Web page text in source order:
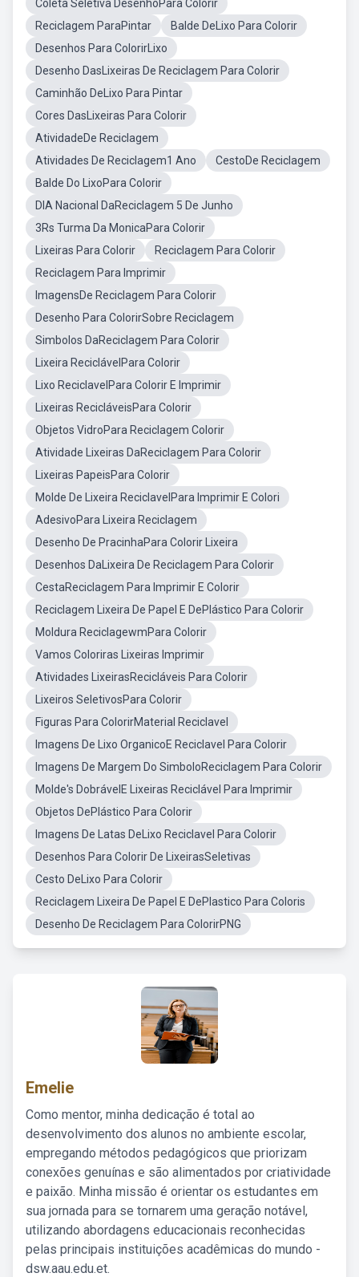
Coleta Seletiva DesenhoPara Colorir
Reciclagem ParaPintar
Balde DeLixo Para Colorir
Desenhos Para ColorirLixo
Desenho DasLixeiras De Reciclagem Para Colorir
Caminhão DeLixo Para Pintar
Cores DasLixeiras Para Colorir
AtividadeDe Reciclagem
Atividades De Reciclagem1 Ano
CestoDe Reciclagem
Balde Do LixoPara Colorir
DIA Nacional DaReciclagem 5 De Junho
3Rs Turma Da MonicaPara Colorir
Lixeiras Para Colorir
Reciclagem Para Colorir
Reciclagem Para Imprimir
ImagensDe Reciclagem Para Colorir
Desenho Para ColorirSobre Reciclagem
Simbolos DaReciclagem Para Colorir
Lixeira ReciclávelPara Colorir
Lixo ReciclavelPara Colorir E Imprimir
Lixeiras RecicláveisPara Colorir
Objetos VidroPara Reciclagem Colorir
Atividade Lixeiras DaReciclagem Para Colorir
Lixeiras PapeisPara Colorir
Molde De Lixeira ReciclavelPara Imprimir E Colori
AdesivoPara Lixeira Reciclagem
Desenho De PracinhaPara Colorir Lixeira
Desenhos DaLixeira De Reciclagem Para Colorir
CestaReciclagem Para Imprimir E Colorir
Reciclagem Lixeira De Papel E DePlástico Para Colorir
Moldura ReciclagewmPara Colorir
Vamos Coloriras Lixeiras Imprimir
Atividades LixeirasRecicláveis Para Colorir
Lixeiros SeletivosPara Colorir
Figuras Para ColorirMaterial Reciclavel
Imagens De Lixo OrganicoE Reciclavel Para Colorir
Imagens De Margem Do SimboloReciclagem Para Colorir
Molde's DobrávelE Lixeiras Reciclável Para Imprimir
Objetos DePlástico Para Colorir
Imagens De Latas DeLixo Reciclavel Para Colorir
Desenhos Para Colorir De LixeirasSeletivas
Cesto DeLixo Para Colorir
Reciclagem Lixeira De Papel E DePlastico Para Coloris
Desenho De Reciclagem Para ColorirPNG
Emelie
Como mentor, minha dedicação é total ao
desenvolvimento dos alunos no ambiente escolar,
empregando métodos pedagógicos que priorizam
conexões genuínas e são alimentados por criatividade
e paixão. Minha missão é orientar os estudantes em
sua jornada para se tornarem uma geração notável,
utilizando abordagens educacionais reconhecidas
pelas principais instituições acadêmicas do mundo -
dsw.aau.edu.et.